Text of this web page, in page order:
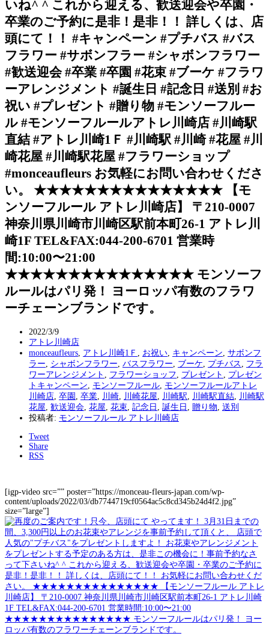
いね^ ^ これから迎える、歓送迎会や卒園・
卒業のご予約に是非！是非！！ 詳しくは、店
頭にて！！ #キャンペーン #プチバス #バス
フラワー #サボンフラー #シャボンフラワー
#歓送迎会 #卒業 #卒園 #花束 #ブーケ #フラワ
ーアレンジメント #誕生日 #記念日 #送別 #お
祝い #プレゼント #贈り物 #モンソーフルー
ル #モンソーフルールアトレ川崎店 #川崎駅
直結 #アトレ川崎1Ｆ #川崎駅 #川崎 #花屋 #川
崎花屋 #川崎駅花屋 #フラワーショップ
#monceaufleurs お気軽にお問い合わせくださ
い。 ★★★★★★★★★★★★★★★ 【モ
ンソーフルール アトレ川崎店】 〒210-0007
神奈川県川崎市川崎区駅前本町26-1 アトレ川
崎1F TEL&FAX:044-200-6701 営業時
間:10:00〜21:00
★★★★★★★★★★★★★★★ モンソーフ
ルールはパリ発！ ヨーロッパ有数のフラワ
ーチェーンブランドです。
2022/3/9
アトレ川崎店
monceaufleurs アトレ川崎1Ｆ お祝い キャンペーン サボンフ
ラー
シャボンフラワー バスフラワー ブーケ プチバス
フラ
ワーアレンジメント
フラワーショッフ プレゼント
プレゼン
トキャンペーン
モンソーフルール モンソーフルールアトレ
川崎店 卒園 卒業 川崎 川崎花屋 川崎駅 川崎駅直結
川崎駅
花屋 歓送迎会 花屋 花束 記念日 誕生日 贈り物 送別
投稿者: モンソーフルール アトレ川崎店
Tweet
Share
RSS
[igp-video src=”” poster=”https://monceau-fleurs-japan.com/wp-
content/uploads/2022/03/db7744719cf0564ac5c8cd345b24d4f2.jpg”
size=”large”]